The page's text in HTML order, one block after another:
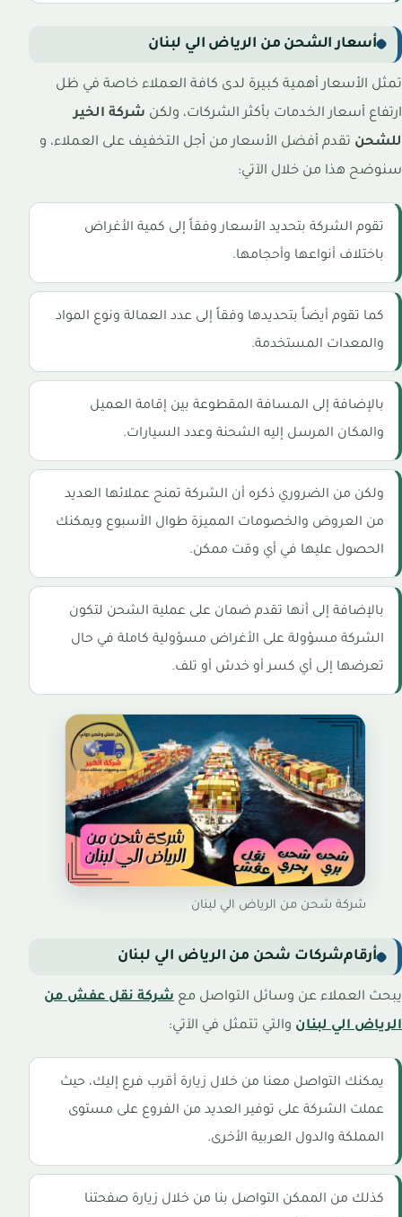
أسعار الشحن من الرياض الي لبنان
تمثل الأسعار أهمية كبيرة لدى كافة العملاء خاصة في ظل
ارتفاع أسعار الخدمات بأكثر الشركات، ولكن شركة الخير
للشحن تقدم أفضل الأسعار من أجل التخفيف على العملاء، و
سنوضح هذا من خلال الآتي:
تقوم الشركة بتحديد الأسعار وفقاً إلى كمية الأغراض
باختلاف أنواعها وأحجامها.
كما تقوم أيضاً بتحديدها وفقاً إلى عدد العمالة ونوع المواد
والمعدات المستخدمة.
بالإضافة إلى المسافة المقطوعة بين إقامة العميل
والمكان المرسل إليه الشحنة وعدد السيارات.
ولكن من الضروري ذكره أن الشركة تمنح عملائها العديد
من العروض والخصومات المميزة طوال الأسبوع ويمكنك
الحصول عليها في أي وقت ممكن.
بالإضافة إلى أنها تقدم ضمان على عملية الشحن لتكون
الشركة مسؤولة على الأغراض مسؤولية كاملة في حال
تعرضها إلى أي كسر أو خدش أو تلف.
شركة شحن من الرياض الي لبنان
أرقامشركات شحن من الرياض الي لبنان
يبحث العملاء عن وسائل التواصل مع شركة نقل عفش من
الرياض الي لبنان والتي تتمثل في الآتي:
يمكنك التواصل معنا من خلال زيارة أقرب فرع إليك، حيث
عملت الشركة على توفير العديد من الفروع على مستوى
المملكة والدول العربية الأخرى.
كذلك من الممكن التواصل بنا من خلال زيارة صفحتنا